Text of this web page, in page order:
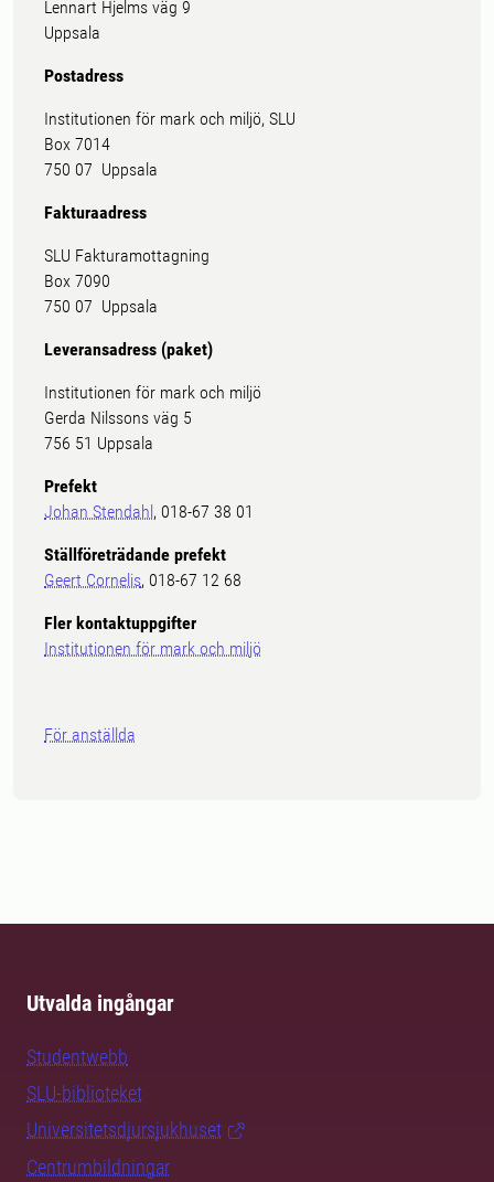
Lennart Hjelms väg 9
Uppsala
Postadress
Institutionen för mark och miljö, SLU
Box 7014
750 07 Uppsala
Fakturaadress
SLU Fakturamottagning
Box 7090
750 07 Uppsala
Leveransadress (paket)
Institutionen för mark och miljö
Gerda Nilssons väg 5
756 51 Uppsala
Prefekt
Johan Stendahl, 018-67 38 01
Ställföreträdande prefekt
Geert Cornelis, 018-67 12 68
Fler kontaktuppgifter
Institutionen för mark och miljö
För anställda
Utvalda ingångar
Studentwebb
SLU-biblioteket
Universitetsdjursjukhuset
Centrumbildningar